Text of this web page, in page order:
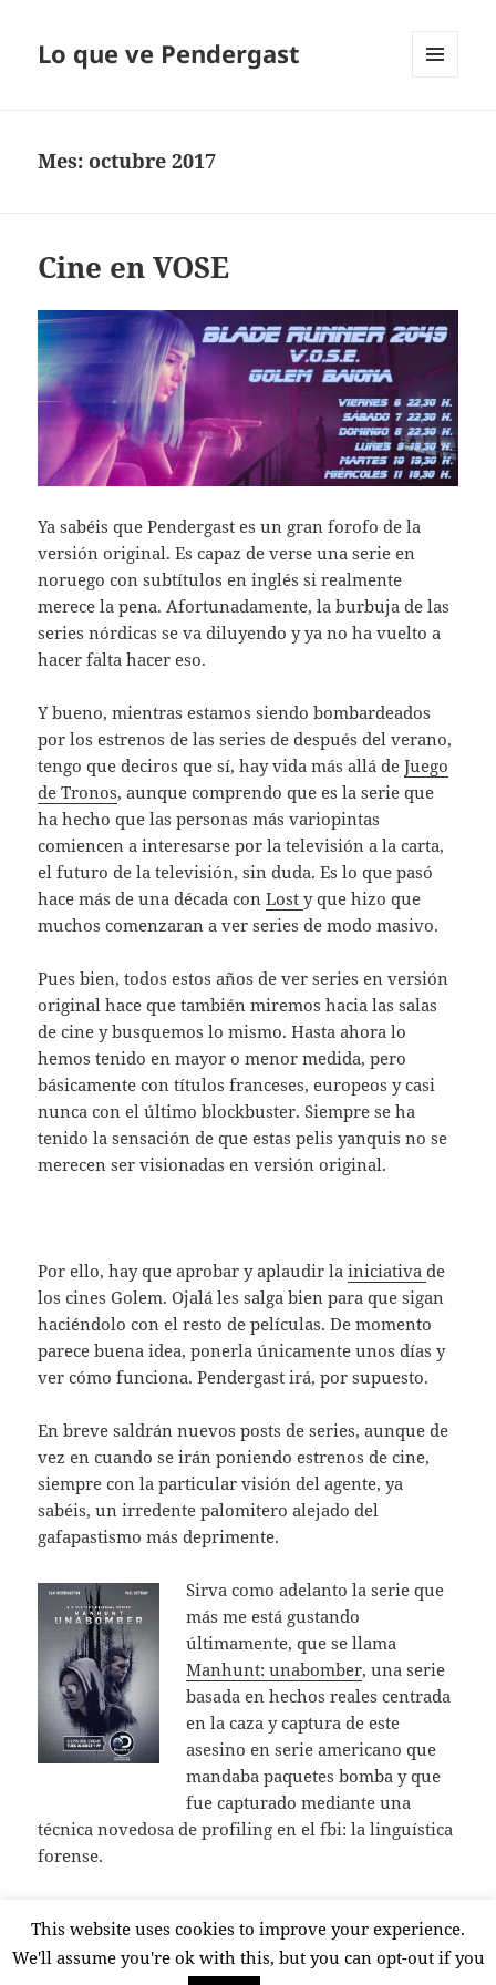
Lo que ve Pendergast
Mes:octubre 2017
Cine en VOSE
Ya sabéis que Pendergast es un gran forofo de la
versión original. Es capaz de verse una serie en
noruego con subtítulos en inglés si realmente
merece la pena. Afortunadamente, la burbuja de las
series nórdicas se va diluyendo y ya no ha vuelto a
hacer falta hacer eso.
Y bueno, mientras estamos siendo bombardeados
por los estrenos de las series de después del verano,
tengo que deciros que sí, hay vida más allá deJuego
de Tronos, aunque comprendo que es la serie que
ha hecho que las personas más variopintas
comiencen a interesarse por la televisión a la carta,
el futuro de la televisión, sin duda. Es lo que pasó
hace más de una década conLosty que hizo que
muchos comenzaran a ver series de modo masivo.
Pues bien, todos estos años de ver series en versión
original hace que también miremos hacia las salas
de cine y busquemos lo mismo. Hasta ahora lo
hemos tenido en mayor o menor medida, pero
básicamente con títulos franceses, europeos y casi
nunca con el último blockbuster. Siempre se ha
tenido la sensación de que estas pelis yanquis no se
merecen ser visionadas en versión original.
Por ello, hay que aprobar y aplaudir lainiciativade
los cines Golem. Ojalá les salga bien para que sigan
haciéndolo con el resto de películas. De momento
parece buena idea, ponerla únicamente unos días y
ver cómo funciona. Pendergast irá, por supuesto.
En breve saldrán nuevos posts de series, aunque de
vez en cuando se irán poniendo estrenos de cine,
siempre con la particular visión del agente, ya
sabéis, un irredente palomitero alejado del
gafapastismo más deprimente.
Sirva como adelanto la serie que
más me está gustando
últimamente, que se llama
Manhunt: unabomber, una serie
basada en hechos reales centrada
en la caza y captura de este
asesino en serie americano que
mandaba paquetes bomba y que
fue capturado mediante una
técnica novedosa de profiling en el fbi: la linguística
forense.
Publicado
el
7 octubre, 2017 Deja un comentarioen Cine en VOSE
This website uses cookies to improve your experience.
We'll assume you're ok with this, but you can opt-out if you